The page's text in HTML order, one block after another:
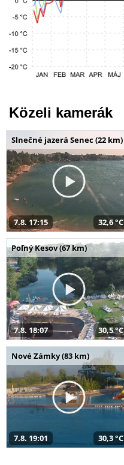
Közeli kamerák
Slnečné jazerá Senec (22 km)
7.8. 17:15 32,6 °C
Poľný Kesov (67 km)
7.8. 18:07 30,5 °C
Nové Zámky (83 km)
7.8. 19:01 30,3 °C